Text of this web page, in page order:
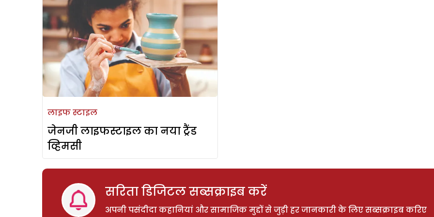
लाइफ स्टाइल
जेनजी लाइफस्टाइल का नया ट्रैंड
व्हिमसी
सरिता डिजिटल सब्सक्राइब करें
अपनी पसंदीदा कहानियां और सामाजिक मुद्दों से जुड़ी हर जानकारी के लिए सब्सक्राइब करिए